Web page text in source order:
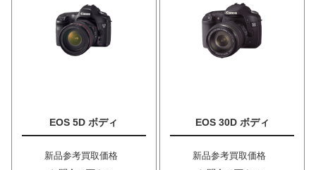
EOS 5D ボディ
新品参考買取価格
EOS 30D ボディ
新品参考買取価格